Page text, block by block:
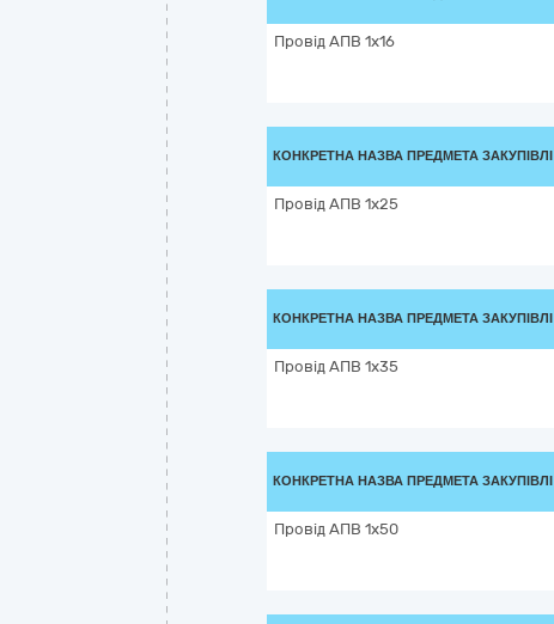
Провід АПВ 1х16
КОНКРЕТНА НАЗВА ПРЕДМЕТА ЗАКУПІВЛІ
Провід АПВ 1х25
КОНКРЕТНА НАЗВА ПРЕДМЕТА ЗАКУПІВЛІ
Провід АПВ 1х35
КОНКРЕТНА НАЗВА ПРЕДМЕТА ЗАКУПІВЛІ
Провід АПВ 1х50